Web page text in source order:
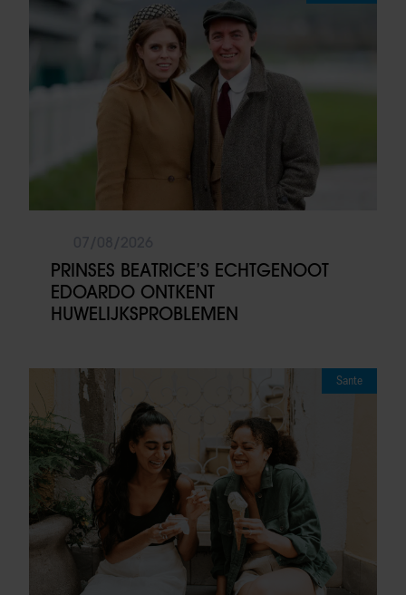
PRINSES BEATRICE’S ECHTGENOOT
EDOARDO ONTKENT
HUWELIJKSPROBLEMEN
Sante